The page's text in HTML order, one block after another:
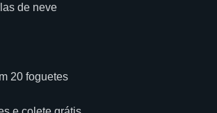
de neve
20 foguetes